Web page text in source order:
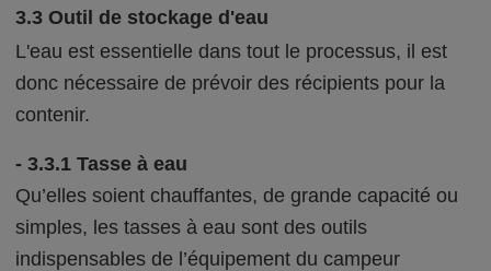
3.3 Outil de stockage d'eau
L'eau est essentielle dans tout le processus, il est
donc nécessaire de prévoir des récipients pour la
contenir.
- 3.3.1 Tasse à eau
Qu’elles soient chauffantes, de grande capacité ou
simples, les tasses à eau sont des outils
indispensables de l’équipement du campeur